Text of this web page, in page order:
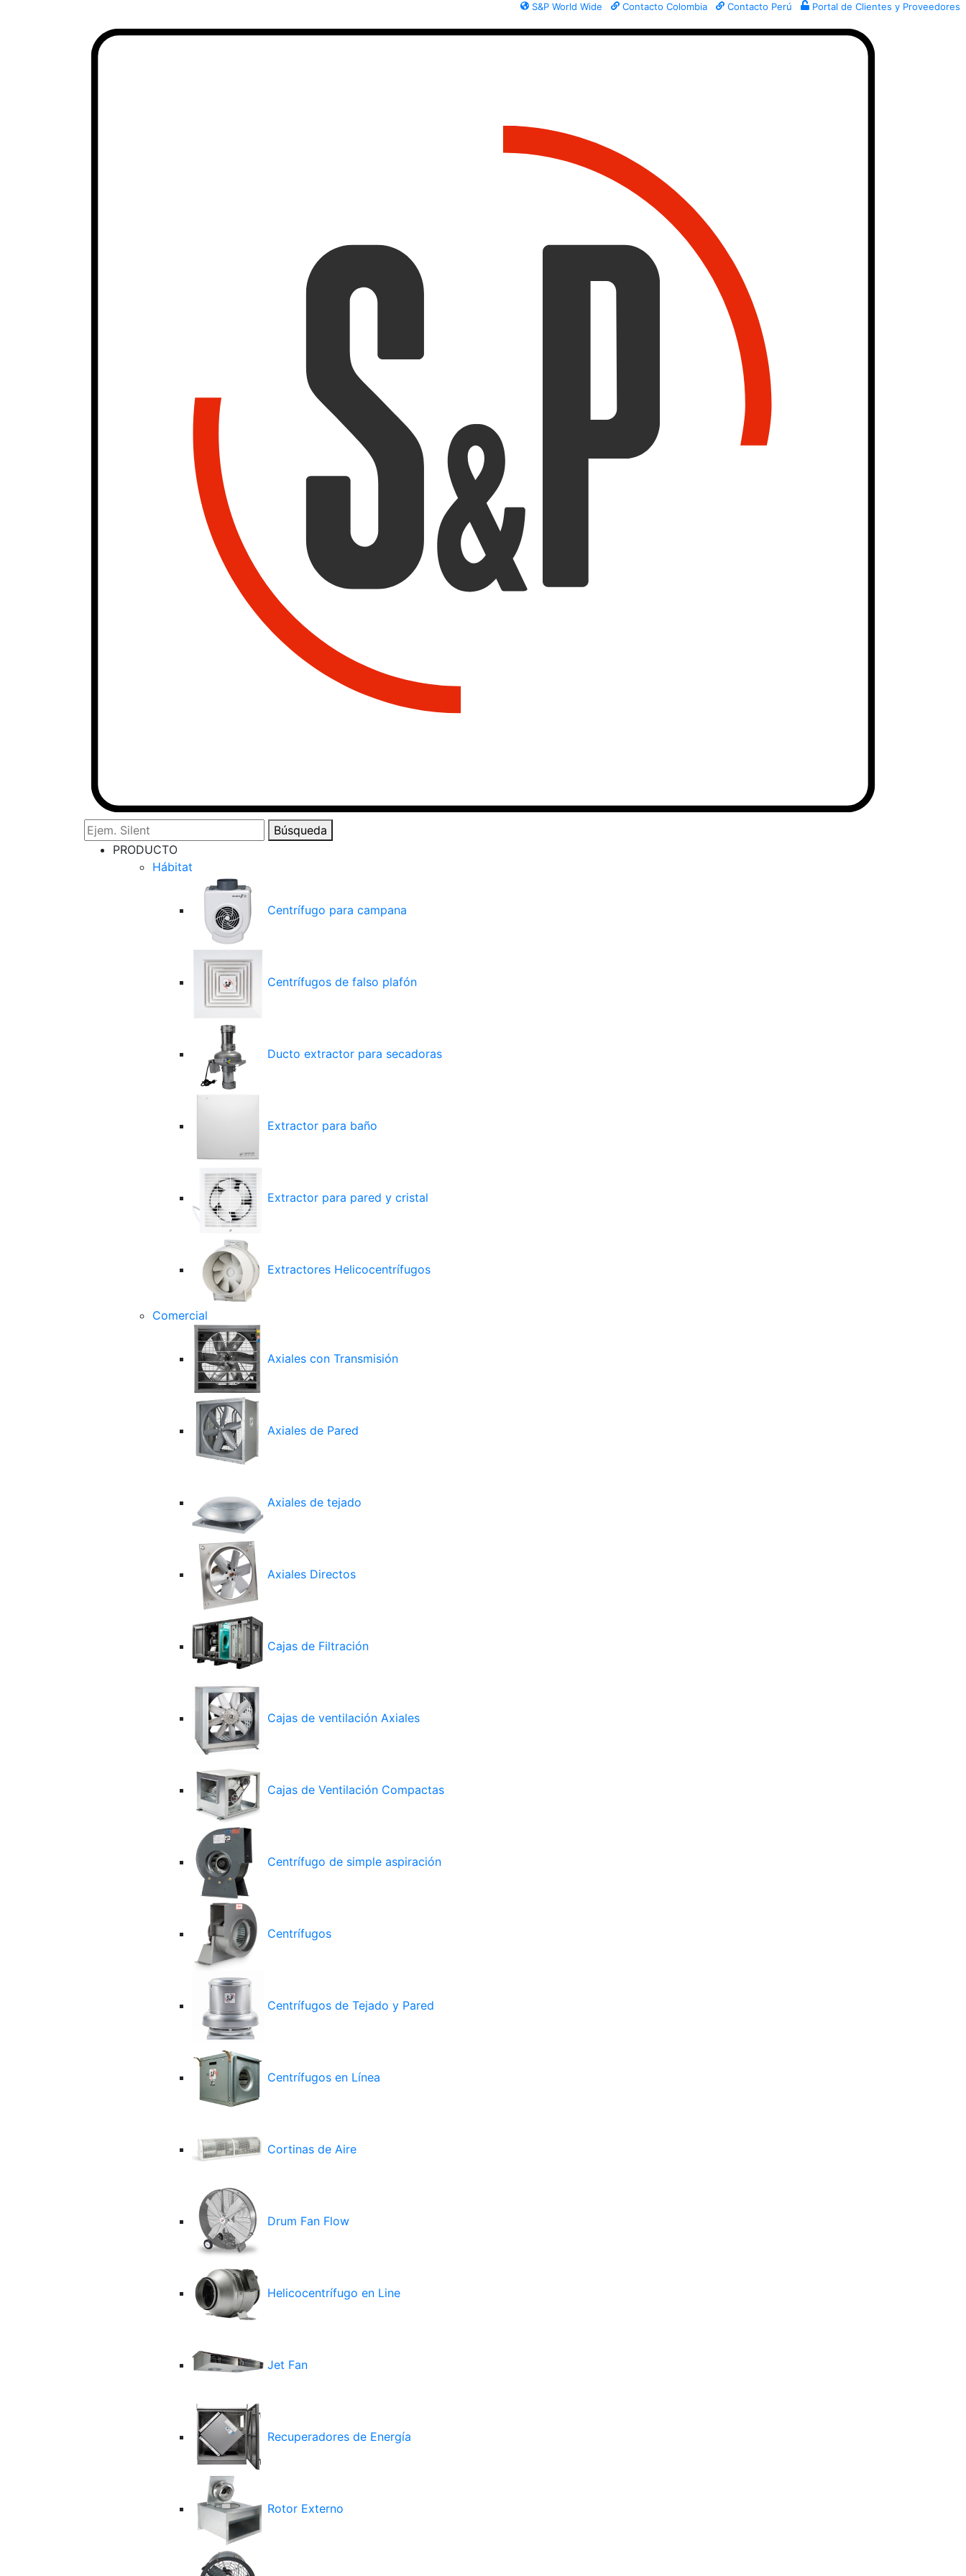
S&P World Wide Contacto Colombia Contacto Perú Portal de Clientes y Proveedores
Búsqueda
PRODUCTO
Hábitat
Centrífugo para campana
Centrífugos de falso plafón
Ducto extractor para secadoras
Extractor para baño
Extractor para pared y cristal
Extractores Helicocentrífugos
Comercial
Axiales con Transmisión
Axiales de Pared
Axiales de tejado
Axiales Directos
Cajas de Filtración
Cajas de ventilación Axiales
Cajas de Ventilación Compactas
Centrífugo de simple aspiración
Centrífugos
Centrífugos de Tejado y Pared
Centrífugos en Línea
Cortinas de Aire
Drum Fan Flow
Helicocentrífugo en Line
Jet Fan
Recuperadores de Energía
Rotor Externo